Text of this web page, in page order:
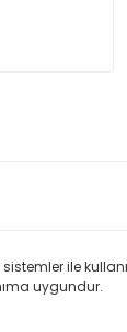
ile
uygundur.